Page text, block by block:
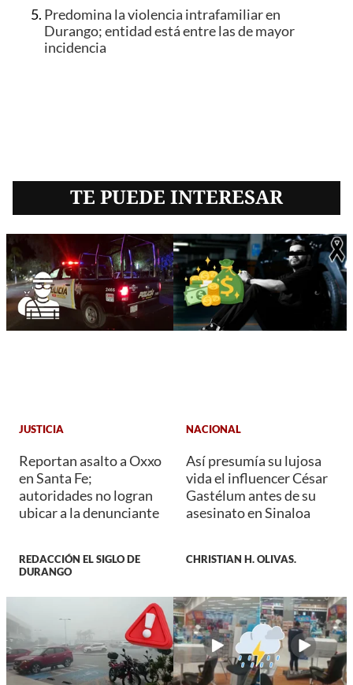
Predomina la violencia intrafamiliar en
Durango; entidad está entre las de mayor
incidencia
TE PUEDE INTERESAR
JUSTICIA
Reportan asalto a Oxxo
en Santa Fe;
autoridades no logran
ubicar a la denunciante
REDACCIÓN EL SIGLO DE
DURANGO
NACIONAL
Así presumía su lujosa
vida el influencer César
Gastélum antes de su
asesinato en Sinaloa
CHRISTIAN H. OLIVAS.